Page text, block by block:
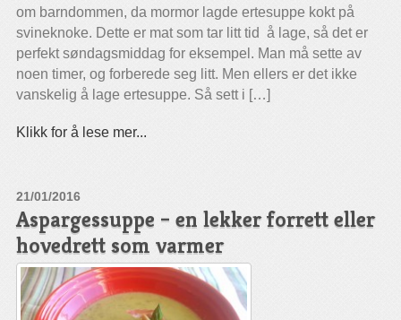
om barndommen, da mormor lagde ertesuppe kokt på
svineknoke. Dette er mat som tar litt tid å lage, så det er
perfekt søndagsmiddag for eksempel. Man må sette av
noen timer, og forberede seg litt. Men ellers er det ikke
vanskelig å lage ertesuppe. Så sett i […]
Klikk for å lese mer...
21/01/2016
Aspargessuppe – en lekker forrett eller
hovedrett som varmer